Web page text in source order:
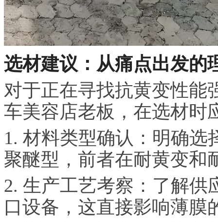
选材建议：从痛点出发的
对于正在寻找抗黄变性能
车美容店老板，在选材时
1. 材料类型确认：明确选
聚醚型，前者在耐黄变和
2. 生产工艺考察：了解供
口设备，这直接影响薄膜